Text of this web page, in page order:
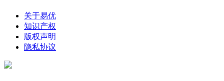
关于易优
知识产权
版权声明
隐私协议